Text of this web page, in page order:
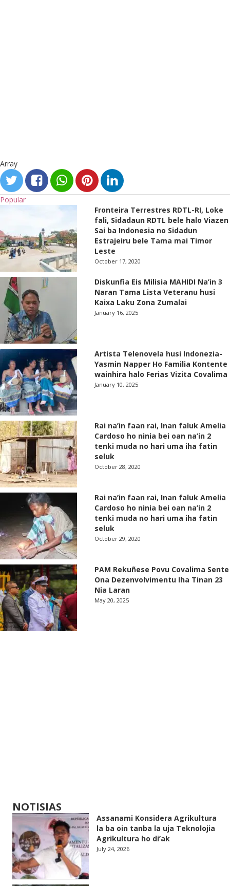
Array
Popular
Fronteira Terrestres RDTL-RI, Loke
fali, Sidadaun RDTL bele halo Viazen
Sai ba Indonesia no Sidadun
Estrajeiru bele Tama mai Timor
Leste
October 17, 2020
Diskunfia Eis Milisia MAHIDI Na’in 3
Naran Tama Lista Veteranu husi
Kaixa Laku Zona Zumalai
January 16, 2025
Artista Telenovela husi Indonezia-
Yasmin Napper Ho Familia Kontente
wainhira halo Ferias Vizita Covalima
January 10, 2025
Rai na’in faan rai, Inan faluk Amelia
Cardoso ho ninia bei oan na’in 2
tenki muda no hari uma iha fatin
seluk
October 28, 2020
Rai na’in faan rai, Inan faluk Amelia
Cardoso ho ninia bei oan na’in 2
tenki muda no hari uma iha fatin
seluk
October 29, 2020
PAM Rekuñese Povu Covalima Sente
Ona Dezenvolvimentu Iha Tinan 23
Nia Laran
May 20, 2025
NOTISIAS
Assanami Konsidera Agrikultura
la ba oin tanba la uja Teknolojia
Agrikultura ho di’ak
July 24, 2026